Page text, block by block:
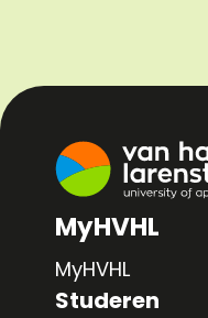
MyHVHL
MyHVHL
Studeren